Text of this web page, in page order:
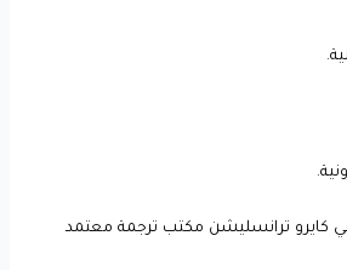
كايرو ترانسليشن مكتب ترجمة معتمد